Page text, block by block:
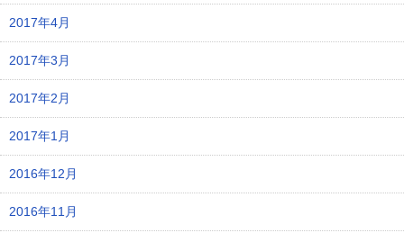
2017年4月
2017年3月
2017年2月
2017年1月
2016年12月
2016年11月